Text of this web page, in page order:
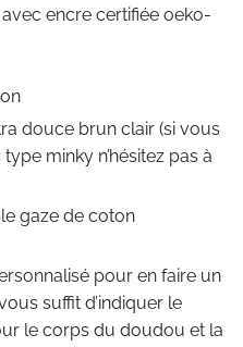
encre certifiée oeko-
douce brun clair (si vous
minky n’hésitez pas à
gaze de coton
pour en faire un
suffit d’indiquer le
le corps du doudou et la